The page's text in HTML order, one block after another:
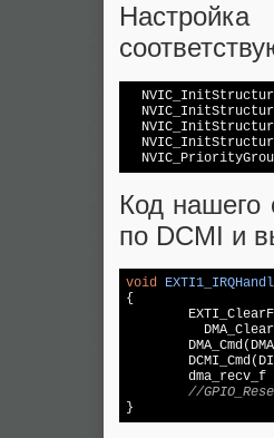
Код нашего
по DCMI и
void
{